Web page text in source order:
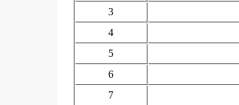
3
4
5
6
7